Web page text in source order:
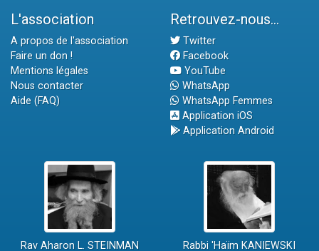
L'association
A propos de l'association
Faire un don !
Mentions légales
Nous contacter
Aide (FAQ)
Retrouvez-nous...
Twitter
Facebook
YouTube
WhatsApp
WhatsApp Femmes
Application iOS
Application Android
Rav Aharon L. STEINMAN Rabbi 'Haïm KANIEWSKI